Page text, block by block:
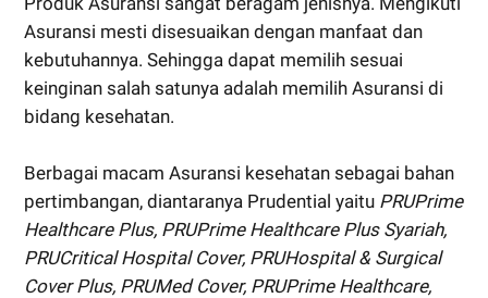
Asuransi mesti disesuaikan dengan manfaat dan
kebutuhannya. Sehingga dapat memilih sesuai
keinginan salah satunya adalah memilih Asuransi di
bidang kesehatan.
Berbagai macam Asuransi kesehatan sebagai bahan
pertimbangan, diantaranya Prudential yaitu PRUPrime
Healthcare Plus, PRUPrime Healthcare Plus Syariah,
PRUCritical Hospital Cover, PRUHospital & Surgical
Cover Plus, PRUMed Cover, PRUPrime Healthcare,